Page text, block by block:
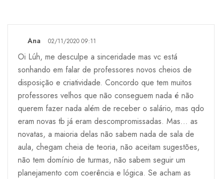
Ana 02/11/2020 09:11
Oi Lúh, me desculpe a sinceridade mas vc está
sonhando em falar de professores novos cheios de
disposição e criatividade. Concordo que tem muitos
professores velhos que não conseguem nada é não
querem fazer nada além de receber o salário, mas qdo
eram novas tb já eram descompromissadas. Mas... as
novatas, a maioria delas não sabem nada de sala de
aula, chegam cheia de teoria, não aceitam sugestões,
não tem domínio de turmas, não sabem seguir um
planejamento com coerência e lógica. Se acham as